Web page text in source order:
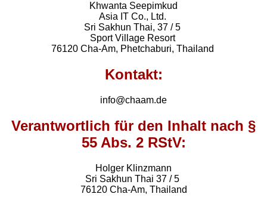
Khwanta Seepimkud
Asia IT Co., Ltd.
Sri Sakhun Thai, 37 / 5
Sport Village Resort
76120 Cha-Am, Phetchaburi, Thailand
Kontakt:
info@chaam.de
Verantwortlich für den Inhalt nach §
55 Abs. 2 RStV:
Holger Klinzmann
Sri Sakhun Thai 37 / 5
76120 Cha-Am, Thailand